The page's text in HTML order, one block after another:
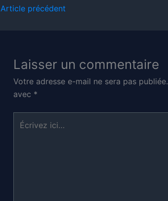
Article précédent
Laisser un commentaire
Votre adresse e-mail ne sera pas publiée.
avec *
Écrivez
ici…